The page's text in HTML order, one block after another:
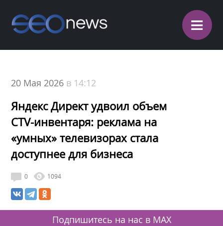
≡
20 Мая 2026 в 14:12
Яндекс Директ удвоил объем
CTV-инвентаря: реклама на
«умных» телевизорах стала
доступнее для бизнеса
0 1094
Подпишитесь на нас в MAX